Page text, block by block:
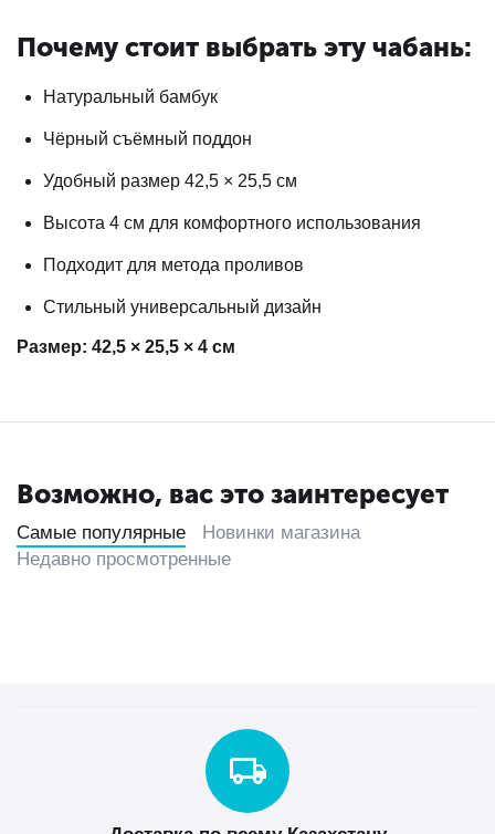
Почему стоит выбрать эту чабань:
Натуральный бамбук
Чёрный съёмный поддон
Удобный размер 42,5 × 25,5 см
Высота 4 см для комфортного использования
Подходит для метода проливов
Стильный универсальный дизайн
Размер: 42,5 × 25,5 × 4 см
Возможно, вас это заинтересует
Самые популярные
Новинки магазина
Недавно просмотренные